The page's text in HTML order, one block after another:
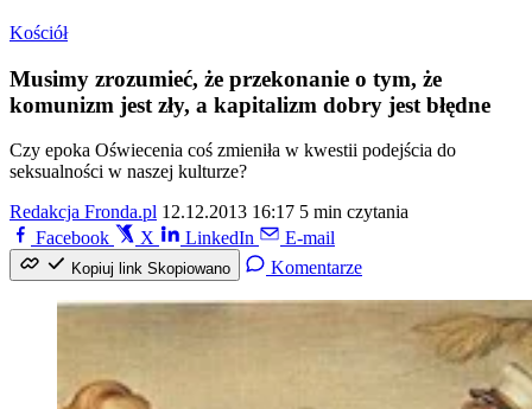
Kościół
Musimy zrozumieć, że przekonanie o tym, że
komunizm jest zły, a kapitalizm dobry jest błędne
Czy epoka Oświecenia coś zmieniła w kwestii podejścia do
seksualności w naszej kulturze?
Redakcja Fronda.pl 12.12.2013 16:17 5 min czytania
Facebook
X LinkedIn E-mail
Kopiuj link Skopiowano Komentarze